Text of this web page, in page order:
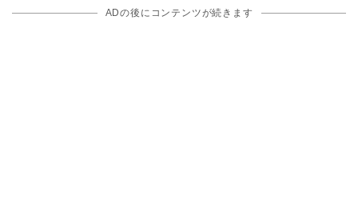
ADの後にコンテンツが続きます